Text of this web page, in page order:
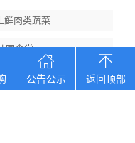
鲜肉类蔬菜
园食堂
集群 公告公示 返回顶部